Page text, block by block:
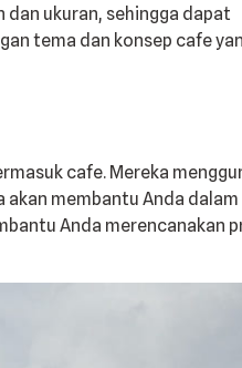
dan ukuran, sehingga dapat
tema dan konsep cafe
cafe. Mereka
membantu Anda dalam
Anda merencanakan